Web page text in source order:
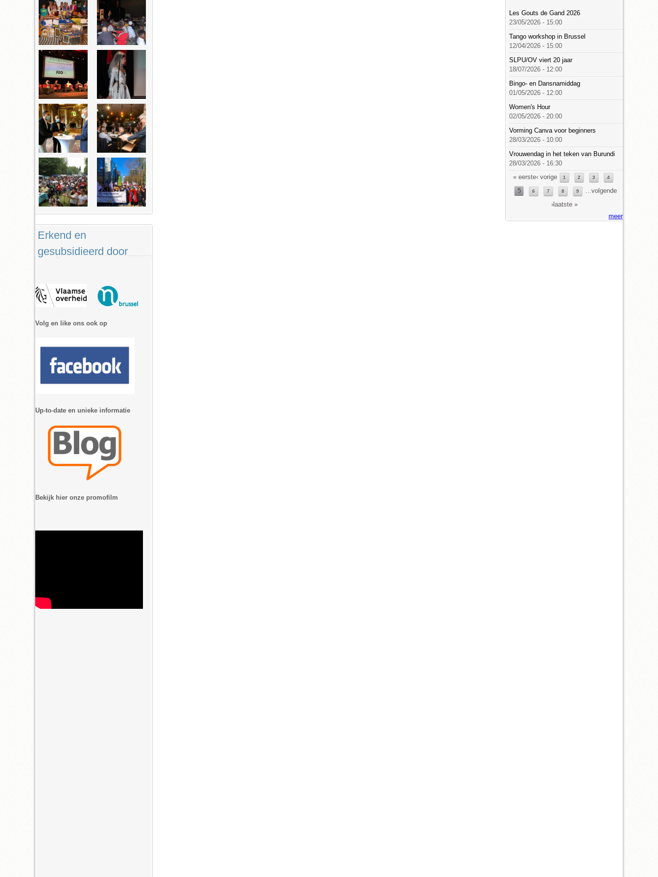
Erkend en
gesubsidieerd door
Volg en like ons ook op
Up-to-date en unieke informatie
Bekijk hier onze promofilm
Les Gouts de Gand 2026
23/05/2026 - 15:00
Tango workshop in Brussel
12/04/2026 - 15:00
SLPU/OV viert 20 jaar
18/07/2026 - 12:00
Bingo- en Dansnamiddag
01/05/2026 - 12:00
Women's Hour
02/05/2026 - 20:00
Vorming Canva voor beginners
28/03/2026 - 10:00
Vrouwendag in het teken van Burundi
28/03/2026 - 16:30
Pagina's
« eerste‹ vorige 1 2 3 4
5 6 7 8 9 …volgende
›laatste »
meer